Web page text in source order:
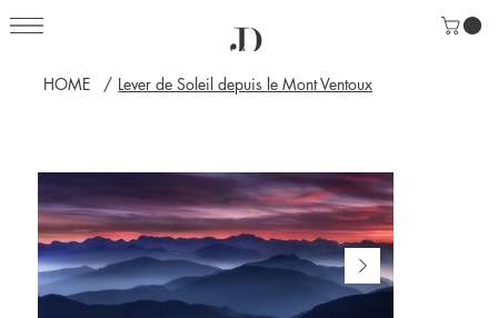
HOME / Lever de Soleil depuis le Mont Ventoux